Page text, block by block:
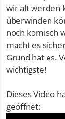
wir alt werden
überwinden
noch komisch
macht es
Grund hat es.
wichtigste!
Dieses Video
geöffnet: